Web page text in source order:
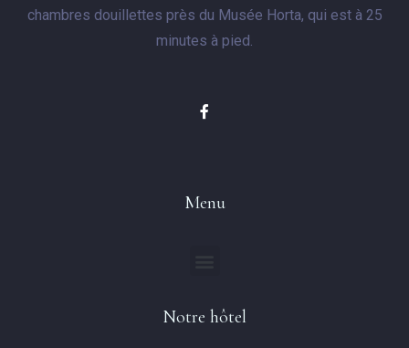
chambres douillettes près du Musée Horta, qui est à 25
minutes à pied.
Menu
Notre hôtel